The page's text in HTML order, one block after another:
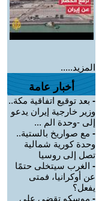
المزيد.....
أخبار عامة
- بعد توقيع اتفاقية مكة..
وزير خارجية إيران يدعو
إلى -وحدة الم ...
- مع صواريخ بالستية..
وحدة كورية شمالية
تصل إلى روسيا
- الغرب سيتخلى حتمًا
عن أوكرانيا، فمتى
يفعل؟
- موسكو تقضي على